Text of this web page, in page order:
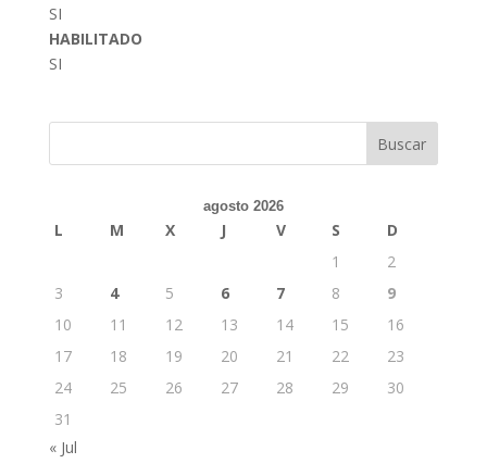
SI
HABILITADO
SI
Buscar
agosto 2026
L M X J V S
D
1
2
3
4 5 6 7 8
9
10
11 12 13 14 15
16
17
18 19 20 21 22
23
24
25 26 27 28 29
30
31
« Jul